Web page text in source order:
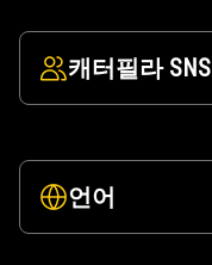
캐터필라 SNS
언어